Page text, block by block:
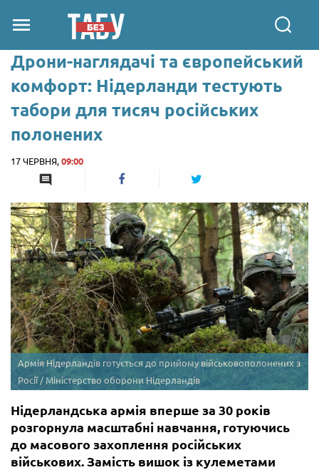
Дрони-наглядачі та європейський
комфорт: Нідерланди тестують
табори для тисяч російських
полонених
17 ЧЕРВНЯ, 09:00
Армія Нідерландів готується до прийому військовополонених з
Росії / Міністерство оборони Нідерландів
Нідерландська армія вперше за 30 років
розгорнула масштабні навчання, готуючись
до масового захоплення російських
військових. Замість вишок із кулеметами